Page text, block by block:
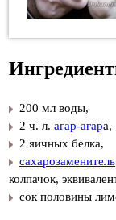
200 мл воды,
2 ч. л. агар-агара,
2 яичных белка,
сахарозаменитель
колпачок,
сок половины